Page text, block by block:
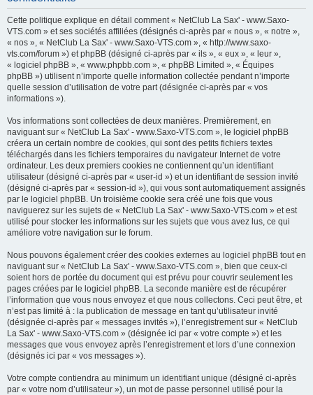
h
Cette politique explique en détail comment « NetClub La Sax' - www.Saxo-
VTS.com » et ses sociétés affiliées (désignés ci-après par « nous », « notre »,
« nos », « NetClub La Sax' - www.Saxo-VTS.com », « http://www.saxo-
vts.com/forum ») et phpBB (désigné ci-après par « ils », « eux », « leur »,
« logiciel phpBB », « www.phpbb.com », « phpBB Limited », « Équipes
phpBB ») utilisent n’importe quelle information collectée pendant n’importe
quelle session d’utilisation de votre part (désignée ci-après par « vos
informations »).
Vos informations sont collectées de deux manières. Premièrement, en
naviguant sur « NetClub La Sax' - www.Saxo-VTS.com », le logiciel phpBB
créera un certain nombre de cookies, qui sont des petits fichiers textes
téléchargés dans les fichiers temporaires du navigateur Internet de votre
ordinateur. Les deux premiers cookies ne contiennent qu’un identifiant
utilisateur (désigné ci-après par « user-id ») et un identifiant de session invité
(désigné ci-après par « session-id »), qui vous sont automatiquement assignés
par le logiciel phpBB. Un troisième cookie sera créé une fois que vous
naviguerez sur les sujets de « NetClub La Sax' - www.Saxo-VTS.com » et est
utilisé pour stocker les informations sur les sujets que vous avez lus, ce qui
améliore votre navigation sur le forum.
Nous pouvons également créer des cookies externes au logiciel phpBB tout en
naviguant sur « NetClub La Sax' - www.Saxo-VTS.com », bien que ceux-ci
soient hors de portée du document qui est prévu pour couvrir seulement les
pages créées par le logiciel phpBB. La seconde manière est de récupérer
l’information que vous nous envoyez et que nous collectons. Ceci peut être, et
n’est pas limité à : la publication de message en tant qu’utilisateur invité
(désignée ci-après par « messages invités »), l’enregistrement sur « NetClub
La Sax' - www.Saxo-VTS.com » (désignée ici par « votre compte ») et les
messages que vous envoyez après l’enregistrement et lors d’une connexion
(désignés ici par « vos messages »).
Votre compte contiendra au minimum un identifiant unique (désigné ci-après
par « votre nom d’utilisateur »), un mot de passe personnel utilisé pour la